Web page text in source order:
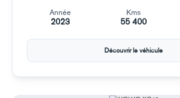
Année
2023
Kms
55 400
Découvrir le véhicule